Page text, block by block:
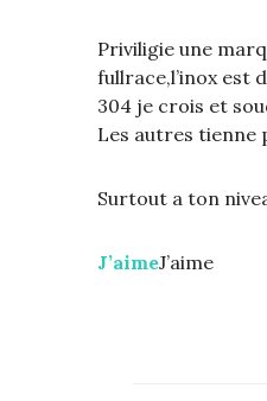
Priviligie une
fullrace,l’inox est
304 je crois et
Les autres tienne
Surtout a ton
J’aimeJ’aime